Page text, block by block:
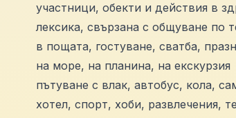
участници, обекти и действия в
лексика, свързана с общуване по
в пощата, гостуване, сватба,
на море, на планина, на екскурзия
пътуване с влак, автобус, кола,
хотел, спорт, хоби, развлечения,